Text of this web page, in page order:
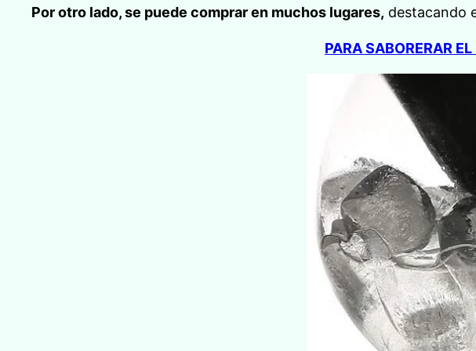
Por otro lado, se puede comprar en muchos lugares, destacando
PARA SABORERAR